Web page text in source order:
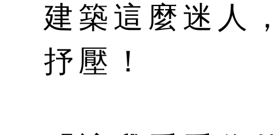
建築這麼迷人
抒壓！